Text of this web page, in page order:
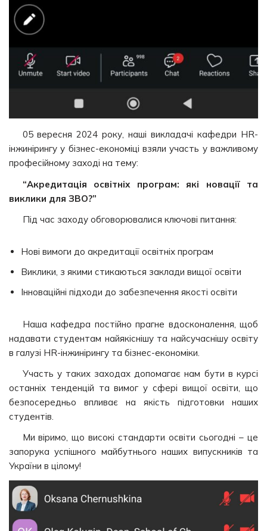
05 вересня 2024 року, наші викладачі кафедри HR-
інжинірингу у бізнес-економіці взяли участь у важливому
професійному заході на тему:
“Акредитація освітніх програм: які новації та
виклики для ЗВО?”
Під час заходу обговорювалися ключові питання:
Нові вимоги до акредитації освітніх програм
Виклики, з якими стикаються заклади вищої освіти
Інноваційні підходи до забезпечення якості освіти
Наша кафедра постійно прагне вдосконалення, щоб
надавати студентам найякіснішу та найсучаснішу освіту
в галузі HR-інжинірингу та бізнес-економіки.
Участь у таких заходах допомагає нам бути в курсі
останніх тенденцій та вимог у сфері вищої освіти, що
безпосередньо впливає на якість підготовки наших
студентів.
Ми віримо, що високі стандарти освіти сьогодні – це
запорука успішного майбутнього наших випускників та
України в цілому!